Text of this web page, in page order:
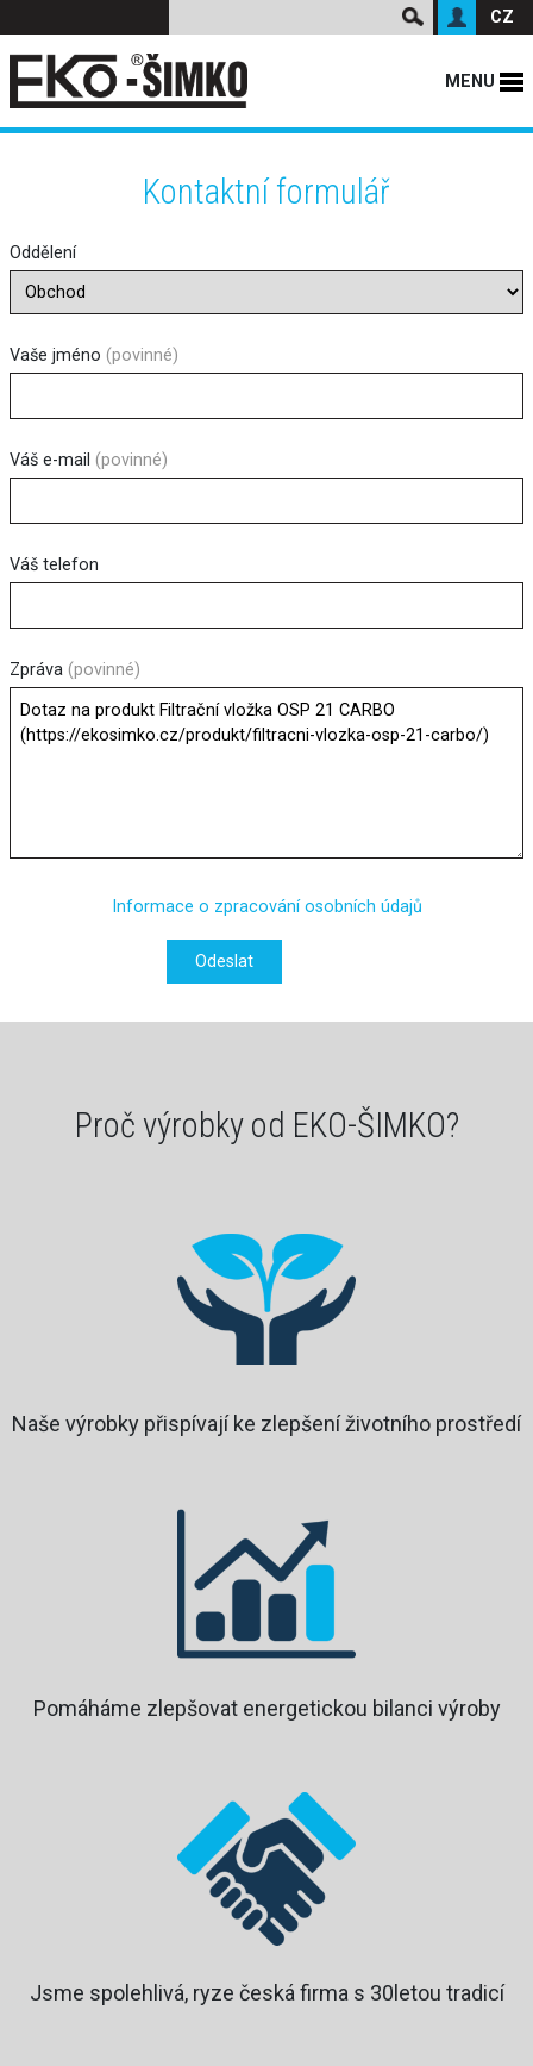
CZ
MENU
Kontaktní formulář
Oddělení
Vaše jméno (povinné)
Váš e-mail (povinné)
Váš telefon
Zpráva (povinné)
Informace o zpracování osobních údajů
Proč výrobky od EKO-ŠIMKO?
Naše výrobky přispívají ke zlepšení životního prostředí
Pomáháme zlepšovat energetickou bilanci výroby
Jsme spolehlivá, ryze česká firma s 30letou tradicí